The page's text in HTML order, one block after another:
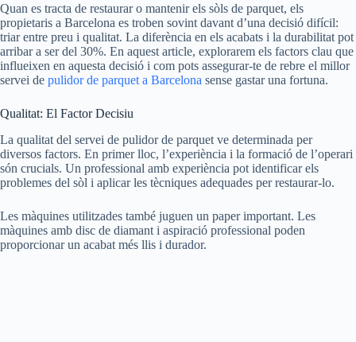
Quan es tracta de restaurar o mantenir els sòls de parquet, els
propietaris a Barcelona es troben sovint davant d’una decisió difícil:
triar entre preu i qualitat. La diferència en els acabats i la durabilitat pot
arribar a ser del 30%. En aquest article, explorarem els factors clau que
influeixen en aquesta decisió i com pots assegurar-te de rebre el millor
servei de pulidor de parquet a Barcelona sense gastar una fortuna.
Qualitat: El Factor Decisiu
La qualitat del servei de pulidor de parquet ve determinada per
diversos factors. En primer lloc, l’experiència i la formació de l’operari
són crucials. Un professional amb experiència pot identificar els
problemes del sòl i aplicar les tècniques adequades per restaurar-lo.
Les màquines utilitzades també juguen un paper important. Les
màquines amb disc de diamant i aspiració professional poden
proporcionar un acabat més llis i durador.